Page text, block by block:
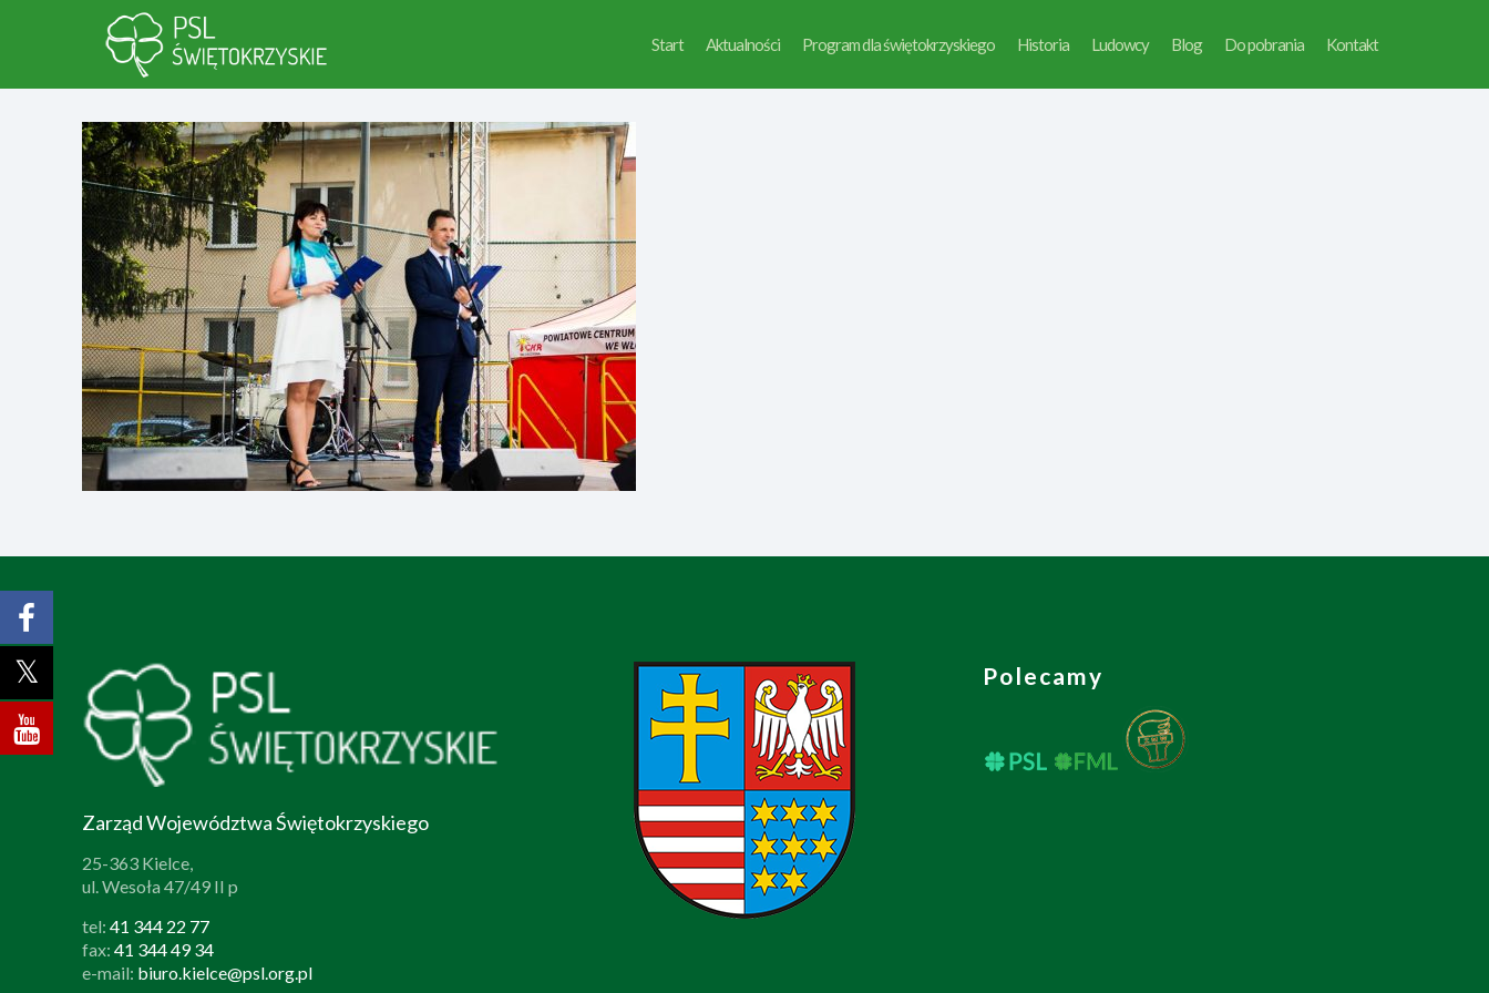
Start Aktualności Program dla świętokrzyskiego Historia Ludowcy Blog Do pobrania Kontakt
Zarząd Województwa Świętokrzyskiego
25-363 Kielce,
ul. Wesoła 47/49 II p
tel:41 344 22 77
fax:41 344 49 34
e-mail: biuro.kielce@psl.org.pl
Polecamy